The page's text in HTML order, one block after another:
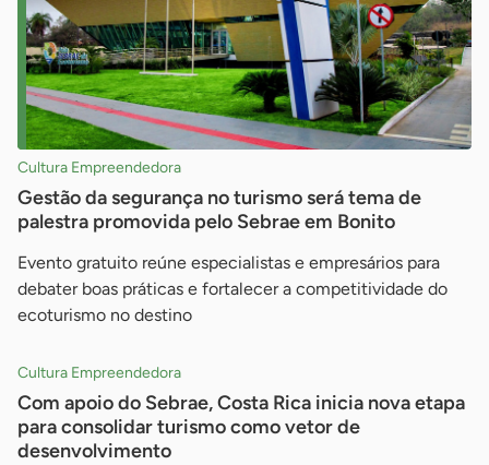
Cultura Empreendedora
Gestão da segurança no turismo será tema de
palestra promovida pelo Sebrae em Bonito
Evento gratuito reúne especialistas e empresários para
debater boas práticas e fortalecer a competitividade do
ecoturismo no destino
Cultura Empreendedora
Com apoio do Sebrae, Costa Rica inicia nova etapa
para consolidar turismo como vetor de
desenvolvimento